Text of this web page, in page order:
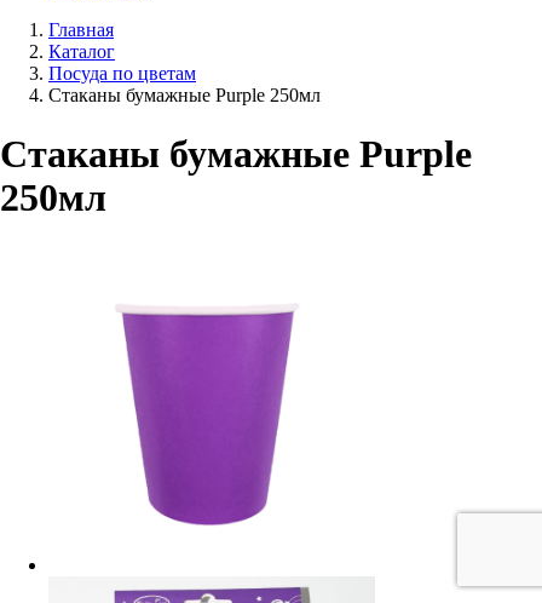
Главная
Каталог
Посуда по цветам
Стаканы бумажные Purple 250мл
Стаканы бумажные Purple
250мл